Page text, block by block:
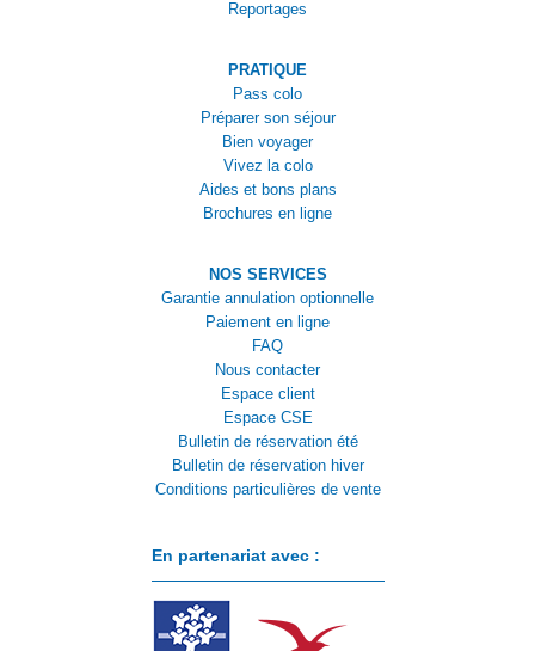
Reportages
PRATIQUE
Pass colo
Préparer son séjour
Bien voyager
Vivez la colo
Aides et bons plans
Brochures en ligne
NOS SERVICES
Garantie annulation optionnelle
Paiement en ligne
FAQ
Nous contacter
Espace client
Espace CSE
Bulletin de réservation été
Bulletin de réservation hiver
Conditions particulières de vente
En partenariat avec :